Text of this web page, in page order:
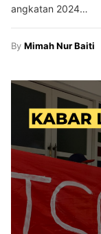
angkatan 2024…
By Mimah Nur Baiti